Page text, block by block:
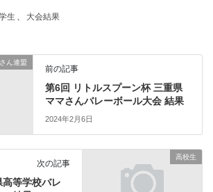
生 大会結果
ん連盟
前の記事
第6回 リトルスプーン杯 三重県
ママさんバレーボール大会 結果
2024年2月6日
高校生
次の記事
等学校バレ